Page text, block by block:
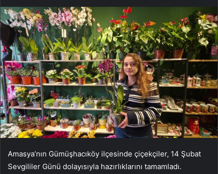
Amasya’nın Gümüşhacıköy ilçesinde çiçekçiler, 14 Şubat
Sevgililer Günü dolayısıyla hazırlıklarını tamamladı.